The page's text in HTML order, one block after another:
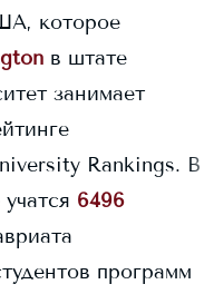
которое
в штате
занимает
Rankings. В
учатся 6496
программ